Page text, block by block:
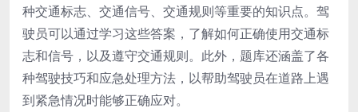
种交通标志、交通信号、交通规则等重要的知识点。驾
驶员可以通过学习这些答案，了解如何正确使用交通标
志和信号，以及遵守交通规则。此外，题库还涵盖了各
种驾驶技巧和应急处理方法，以帮助驾驶员在道路上遇
到紧急情况时能够正确应对。